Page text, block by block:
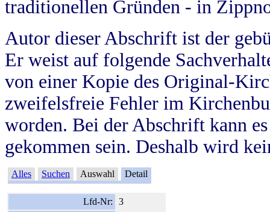
traditionellen Gründen - in
Autor dieser Abschrift ist der
Er weist auf folgende
von einer Kopie des Original-
zweifelsfreie Fehler im
worden. Bei der Abschrift kann
gekommen sein. Deshalb wird
Alles Suchen Auswahl Detail
Lfd-Nr:
3